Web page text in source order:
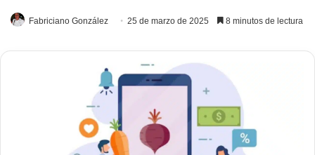
Fabriciano González 25 de marzo de 2025 8 minutos de lectura